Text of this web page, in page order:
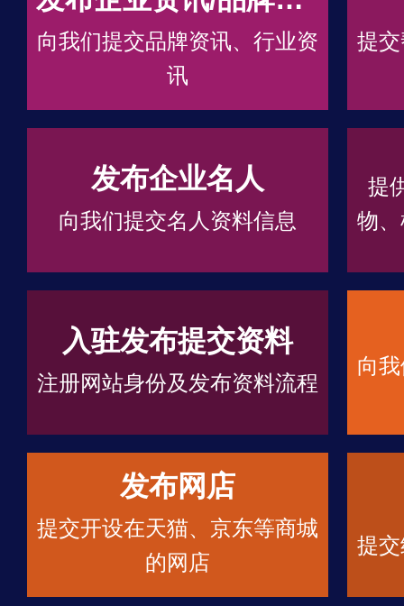
向我们提交品牌资讯、行业资
讯
提
发布企业名人
向我们提交名人资料信息
提
物
入驻发布提交资料
注册网站身份及发布资料流程
向
发布网店
提交开设在天猫、京东等商城
的网店
提